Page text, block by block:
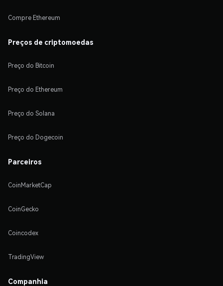
Compre Ethereum
Preços de criptomoedas
Preço do Bitcoin
Preço do Ethereum
Preço do Solana
Preço do Dogecoin
Parceiros
CoinMarketCap
CoinGecko
Coincodex
TradingView
Companhia